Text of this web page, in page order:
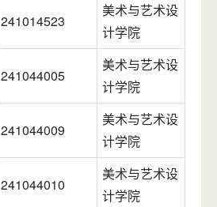
241014523
美术与艺术设
计学院
241044005
美术与艺术设
计学院
241044009
美术与艺术设
计学院
241044010
美术与艺术设
计学院